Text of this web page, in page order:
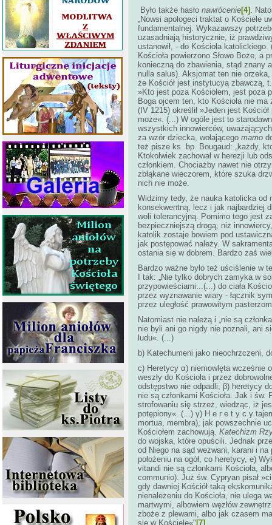
Było także hasło nawrócenie[4] .
„Nowsi apologeci traktat o Kościele
fundamentalnej. Wykazawszy
uzasadniają historycznie, iż
ustanowił, - do Kościoła
Kościoła powierzono Słowo Boże,
konieczną do zbawienia, stąd znany
nulla salus). Aksjomat ten nie
że Kościół jest instytucyą zbawczą,
»Kto jest poza Kościołem, jest poza
Boga ojcem ten, kto Kościoła nie
(IV 1215) określił »Jeden jest
może«. (...) W ogóle jest to
wszystkich innowierców,
za wzór dziecka, wołającego mamo
też pisze ks. bp. Bougaud: „każdy,
Ktokolwiek zachował w herezji lub
członkiem. Chociażby nawet nie
zbłąkane wieczorem, które szuka
nich nie może.
Widzimy tedy, że nauka katolicka od
konsekwentną, lecz i jak najbardziej
woli tolerancyjną. Pomimo tego jest
bezpieczniejszą drogą, niż
katolik zostaje bowiem pod
jak postępować należy. W
ostania się w dobrem. Bardzo zaś
Bardzo ważne było też uściślenie w
I tak: „Nie tylko dobrych zamyka w
przypowieściami...(...) do ciała
przez wyznawanie wiary - łącznik
przez uległość prawowitym
Natomiast nie należą i „nie są
nie byli ani go nigdy nie poznali, ani
ludu«. (...)
b) Katechumeni jako nieochrzczeni,
c) Heretycy α) niemowlęta wcześnie
weszły do Kościoła i przez
odstępstwo nie odpadli; β) heretycy
nie są członkami Kościoła. Jak i św.
strofowaniu się strzeż, wiedząc, iż
potępiony«. (...) γ) H e r e t y c y
mortua, membra), jak powszechnie
Kościołem zachowują. Katechizm
do wojska, które opuścili. Jednak
od Niego na sąd wezwani, karani i
położeniu na ogół, co heretycy, e)
vitandi nie są członkami Kościoła,
communio). Już św. Cypryan pisał
gdy dawniej Kościół taką
nienależeniu do Kościoła, nie ulega
martwymi, albowiem węzłów
zboże z plewami, albo jak czasem
się w Kościele«" [7] .